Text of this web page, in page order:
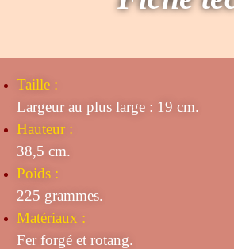
Taille:
Largeur au plus large : 19 cm.
Hauteur :
38,5 cm.
Poids :
225 grammes.
Matériaux :
Fer forgé et rotang.